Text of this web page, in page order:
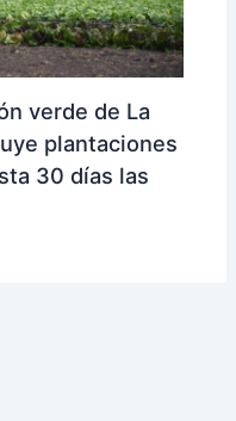
verde de La
plantaciones
30 días las